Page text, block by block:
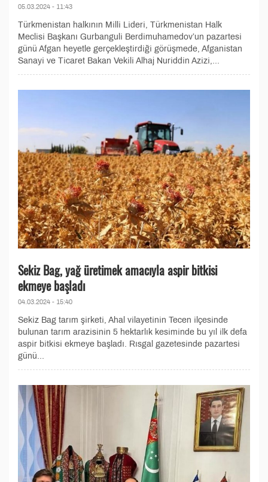
05.03.2024 - 11:43
Türkmenistan halkının Milli Lideri, Türkmenistan Halk
Meclisi Başkanı Gurbanguli Berdimuhamedov’un pazartesi
günü Afgan heyetle gerçekleştirdiği görüşmede, Afganistan
Sanayi ve Ticaret Bakan Vekili Alhaj Nuriddin Azizi,...
Sekiz Bag, yağ üretimek amacıyla aspir bitkisi
ekmeye başladı
04.03.2024 - 15:40
Sekiz Bag tarım şirketi, Ahal vilayetinin Tecen ilçesinde
bulunan tarım arazisinin 5 hektarlık kesiminde bu yıl ilk defa
aspir bitkisi ekmeye başladı. Rısgal gazetesinde pazartesi
günü...